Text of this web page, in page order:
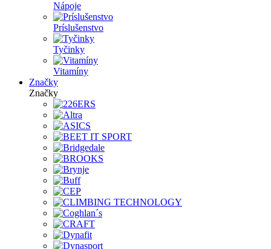
Nápoje
Príslušenstvo
Tyčinky
Vitamíny
Značky
Značky